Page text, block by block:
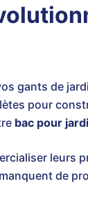
gants de
pour
bac pour
leurs
de